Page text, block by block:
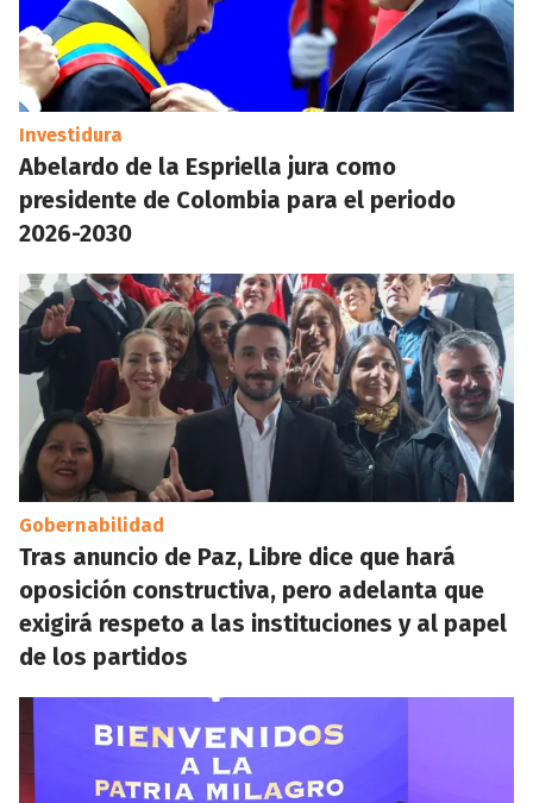
Investidura
Abelardo de la Espriella jura como
presidente de Colombia para el periodo
2026-2030
Gobernabilidad
Tras anuncio de Paz, Libre dice que hará
oposición constructiva, pero adelanta que
exigirá respeto a las instituciones y al papel
de los partidos